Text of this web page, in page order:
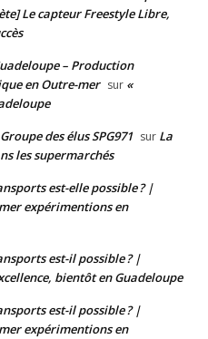
Le capteur Freestyle Libre,
– Production
en Outre-mer sur «
des élus SPG971 sur La
les supermarchés
est-elle possible ? |
expérimentions en
est-il possible ? |
bientôt en Guadeloupe
est-il possible ? |
expérimentions en